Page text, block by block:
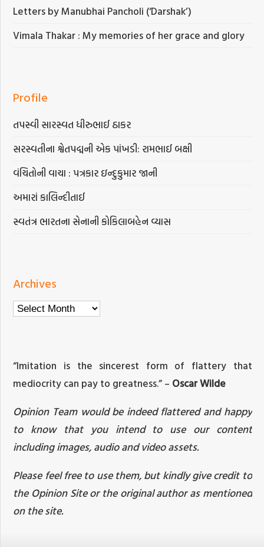
Letters by Manubhai Pancholi (‘Darshak’)
Vimala Thakar : My memories of her grace and glory
Profile
તપસ્વી સારસ્વત ધીરુભાઈ ઠાકર
સરસ્વતીના શ્વેતપદ્મની એક પાંખડી: રામભાઈ બક્ષી
વંચિતોની વાચા : પત્રકાર ઇન્દુકુમાર જાની
અમારાં કાલિન્દીતાઈ
સ્વતંત્ર ભારતના સેનાની કોકિલાબહેન વ્યાસ
Archives
Archives
“Imitation is the sincerest form of flattery that
mediocrity can pay to greatness.” – Oscar Wilde
Opinion Team would be indeed flattered and happy
to know that you intend to use our content
including images, audio and video assets.
Please feel free to use them, but kindly give credit to
the Opinion Site or the original author as mentioned
on the site.